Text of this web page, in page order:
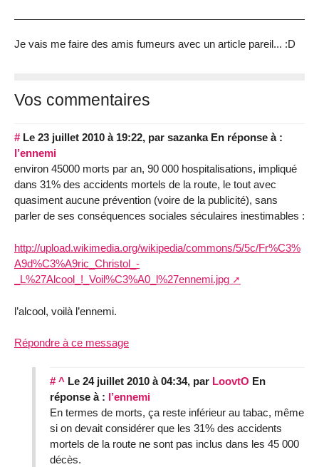
Je vais me faire des amis fumeurs avec un article pareil... :D
Vos commentaires
# Le 23 juillet 2010 à 19:22, par sazanka En réponse à :
l’ennemi
environ 45000 morts par an, 90 000 hospitalisations, impliqué
dans 31% des accidents mortels de la route, le tout avec
quasiment aucune prévention (voire de la publicité), sans
parler de ses conséquences sociales séculaires inestimables :
http://upload.wikimedia.org/wikipedia/commons/5/5c/Fr%C3%
A9d%C3%A9ric_Christol_-
_L%27Alcool_!_Voil%C3%A0_l%27ennemi.jpg
l’alcool, voilà l’ennemi.
Répondre à ce message
# ^ Le 24 juillet 2010 à 04:34, par LoovtO En
réponse à : l’ennemi
En termes de morts, ça reste inférieur au tabac, même
si on devait considérer que les 31% des accidents
mortels de la route ne sont pas inclus dans les 45 000
décès.